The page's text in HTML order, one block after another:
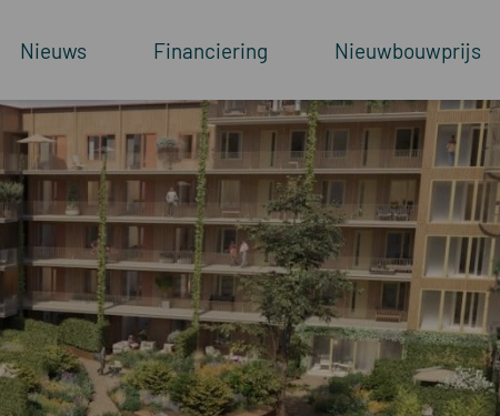
Nieuws Financiering Nieuwbouwprijs